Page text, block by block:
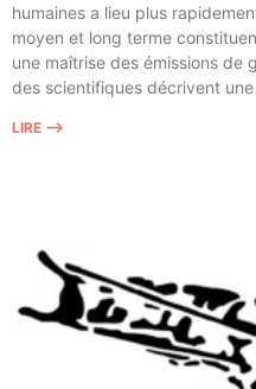
humaines a lieu plus
moyen et long terme
une maî­trise des émis­sions
des scien­ti­fiques décrivent
LIRE ⟶